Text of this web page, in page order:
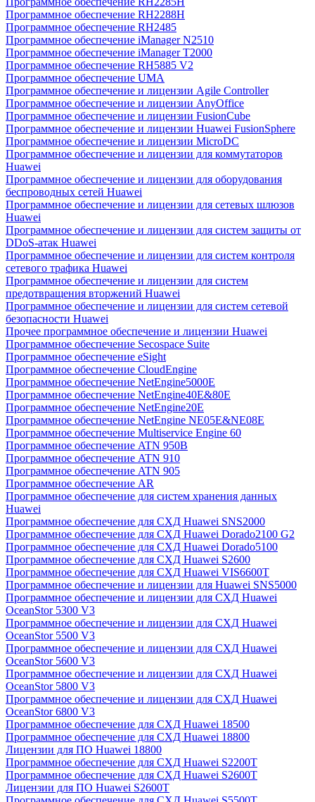
Программное обеспечение RH2288H
Программное обеспечение RH2485
Программное обеспечение iManager N2510
Программное обеспечение iManager T2000
Программное обеспечение RH5885 V2
Программное обеспечение UMA
Программное обеспечение и лицензии Agile Controller
Программное обеспечение и лицензии AnyOffice
Программное обеспечение и лицензии FusionCube
Программное обеспечение и лицензии Huawei FusionSphere
Программное обеспечение и лицензии MicroDC
Программное обеспечение и лицензии для коммутаторов
Huawei
Программное обеспечение и лицензии для оборудования
беспроводных сетей Huawei
Программное обеспечение и лицензии для сетевых шлюзов
Huawei
Программное обеспечение и лицензии для систем защиты от
DDoS-атак Huawei
Программное обеспечение и лицензии для систем контроля
сетевого трафика Huawei
Программное обеспечение и лицензии для систем
предотвращения вторжений Huawei
Программное обеспечение и лицензии для систем сетевой
безопасности Huawei
Прочее программное обеспечение и лицензии Huawei
Программное обеспечение Secospace Suite
Программное обеспечение eSight
Программное обеспечение CloudEngine
Программное обеспечение NetEngine5000E
Программное обеспечение NetEngine40E&80E
Программное обеспечение NetEngine20E
Программное обеспечение NetEngine NE05E&NE08E
Программное обеспечение Multiservice Engine 60
Программное обеспечение ATN 950B
Программное обеспечение ATN 910
Программное обеспечение ATN 905
Программное обеспечение AR
Программное обеспечение для систем хранения данных
Huawei
Программное обеспечение для СХД Huawei SNS2000
Программное обеспечение для СХД Huawei Dorado2100 G2
Программное обеспечение для СХД Huawei Dorado5100
Программное обеспечение для СХД Huawei S2600
Программное обеспечение для СХД Huawei VIS6600T
Программное обеспечение и лицензии для Huawei SNS5000
Программное обеспечение и лицензии для СХД Huawei
OceanStor 5300 V3
Программное обеспечение и лицензии для СХД Huawei
OceanStor 5500 V3
Программное обеспечение и лицензии для СХД Huawei
OceanStor 5600 V3
Программное обеспечение и лицензии для СХД Huawei
OceanStor 5800 V3
Программное обеспечение и лицензии для СХД Huawei
OceanStor 6800 V3
Программное обеспечение для СХД Huawei 18500
Программное обеспечение для СХД Huawei 18800
Лицензии для ПО Huawei 18800
Программное обеспечение для СХД Huawei S2200T
Программное обеспечение для СХД Huawei S2600T
Лицензии для ПО Huawei S2600T